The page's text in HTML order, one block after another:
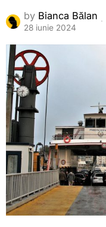
by Bianca Bălan
28 iunie 2024